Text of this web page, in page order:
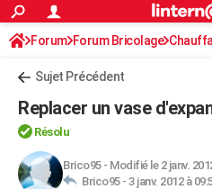
ACTUALITÉS
Politique
Société
Faits Divers
Education
Monde
Villes
+
Programme TV
TNTStreaming
Cinéma
Sorties cinéma
Musique
+FINANCE
Retraite
Impôts
Epargne
Immobilier
Risques naturels par ville
Banque
Assurance
Crédit
AUTO
Forum Forum Bricolage
Sujet Précédent
Replacer un vase
Résolu
Brico95- Modifié le 2 janv.
Brico95 - 3 janv. 2012 à